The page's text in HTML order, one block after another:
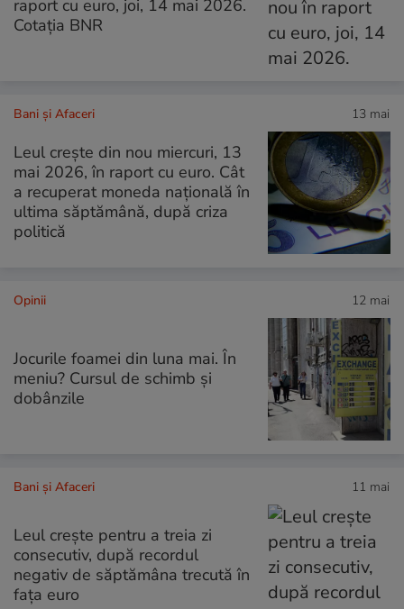
raport cu euro, joi, 14 mai 2026.
Cotația BNR
Bani și Afaceri 13 mai
Leul crește din nou miercuri, 13
mai 2026, în raport cu euro. Cât
a recuperat moneda națională în
ultima săptămână, după criza
politică
Opinii 12 mai
Jocurile foamei din luna mai. În
meniu? Cursul de schimb și
dobânzile
Bani și Afaceri 11 mai
Leul crește pentru a treia zi
consecutiv, după recordul
negativ de săptămâna trecută în
fața euro